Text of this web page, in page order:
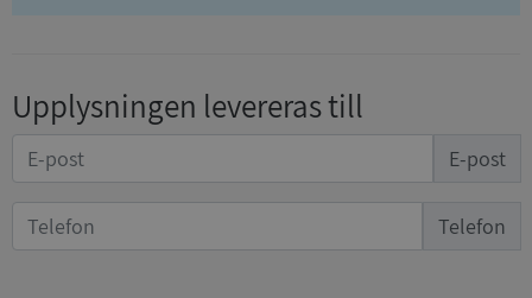
Upplysningen levereras till
E-post
Telefon